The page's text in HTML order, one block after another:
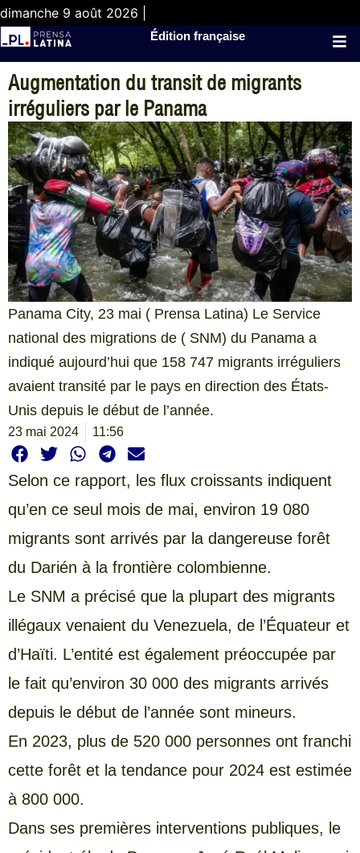
dimanche 9 août 2026 |
Édition française
Augmentation du transit de migrants
irréguliers par le Panama
Panama City, 23 mai ( Prensa Latina) Le Service
national des migrations de ( SNM) du Panama a
indiqué aujourd’hui que 158 747 migrants irréguliers
avaient transité par le pays en direction des États-
Unis depuis le début de l’année.
23 mai 2024 11:56
Selon ce rapport, les flux croissants indiquent
qu’en ce seul mois de mai, environ 19 080
migrants sont arrivés par la dangereuse forêt
du Darién à la frontière colombienne.
Le SNM a précisé que la plupart des migrants
illégaux venaient du Venezuela, de l’Équateur et
d’Haïti. L’entité est également préoccupée par
le fait qu’environ 30 000 des migrants arrivés
depuis le début de l’année sont mineurs.
En 2023, plus de 520 000 personnes ont franchi
cette forêt et la tendance pour 2024 est estimée
à 800 000.
Dans ses premières interventions publiques, le